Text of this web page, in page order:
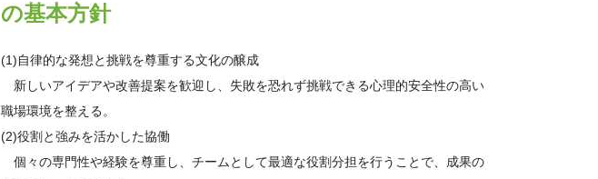
の基本方針
(1)自律的な発想と挑戦を尊重する文化の醸成
新しいアイデアや改善提案を歓迎し、失敗を恐れず挑戦できる心理的安全性の高い
職場環境を整える。
(2)役割と強みを活かした協働
個々の専門性や経験を尊重し、チームとして最適な役割分担を行うことで、成果の